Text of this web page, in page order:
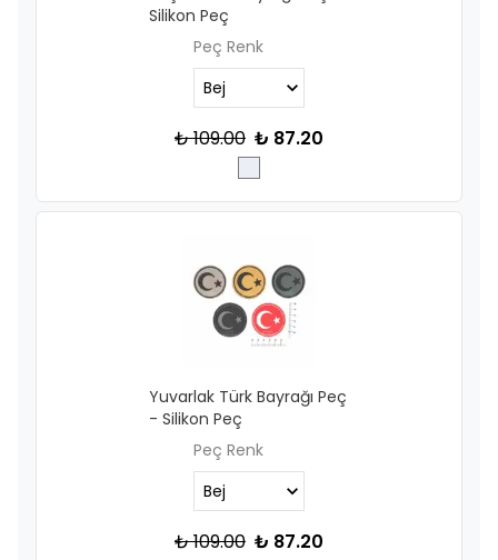
Silikon Peç
Peç Renk
₺ 109.00 ₺ 87.20
Yuvarlak Türk Bayrağı Peç
- Silikon Peç
Peç Renk
₺ 109.00 ₺ 87.20